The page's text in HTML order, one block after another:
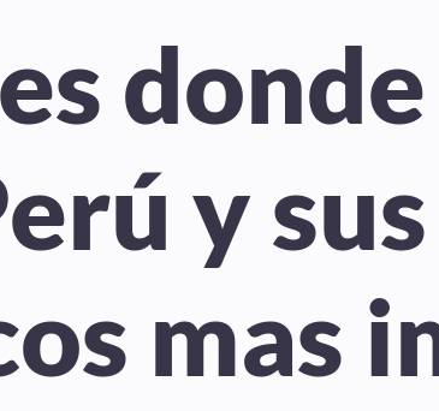
y
mas